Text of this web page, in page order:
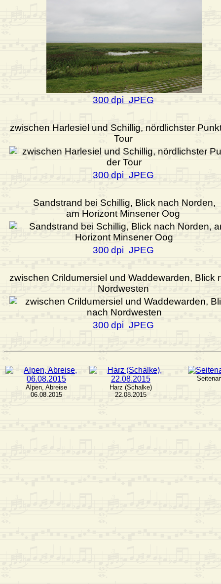
300 dpi JPEG
zwischen Harlesiel und Schillig, nördlichster
Tour
300 dpi JPEG
Sandstrand bei Schillig, Blick nach Norden,
am Horizont Minsener Oog
300 dpi JPEG
zwischen Crildumersiel und Waddewarden, Blick
Nordwesten
300 dpi JPEG
Alpen, Abreise
06.08.2015
Harz (Schalke)
22.08.2015